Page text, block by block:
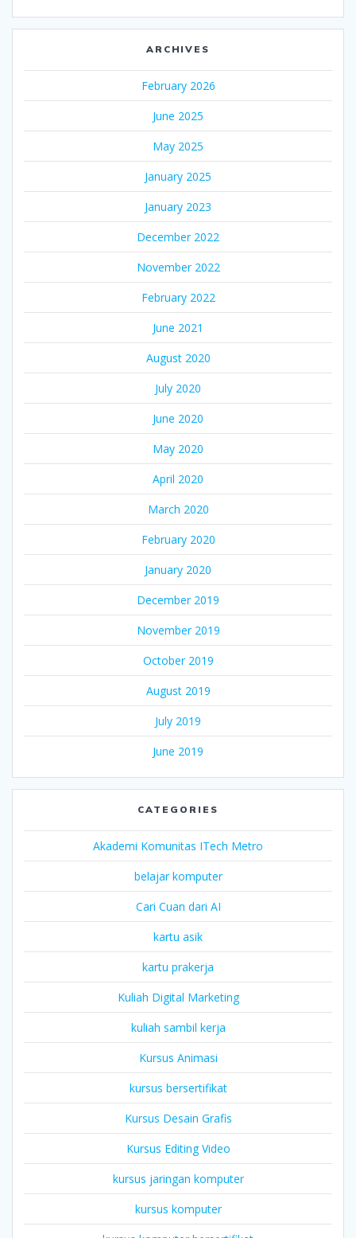
ARCHIVES
February 2026
June 2025
May 2025
January 2025
January 2023
December 2022
November 2022
February 2022
June 2021
August 2020
July 2020
June 2020
May 2020
April 2020
March 2020
February 2020
January 2020
December 2019
November 2019
October 2019
August 2019
July 2019
June 2019
CATEGORIES
Akademi Komunitas ITech Metro
belajar komputer
Cari Cuan dari AI
kartu asik
kartu prakerja
Kuliah Digital Marketing
kuliah sambil kerja
Kursus Animasi
kursus bersertifikat
Kursus Desain Grafis
Kursus Editing Video
kursus jaringan komputer
kursus komputer